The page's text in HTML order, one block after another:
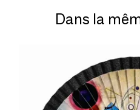
Dans la